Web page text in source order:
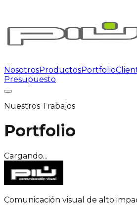
NosotrosProductosPortfolio
Presupuesto
Nuestros Trabajos
Portfolio
Cargando...
Comunicación visual de alto